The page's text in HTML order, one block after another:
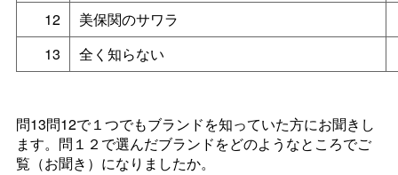
12
美保関のサワラ
13
全く知らない
問13問12で１つでもブランドを知っていた方にお聞きし
ます。問１２で選んだブランドをどのようなところでご
覧（お聞き）になりましたか。